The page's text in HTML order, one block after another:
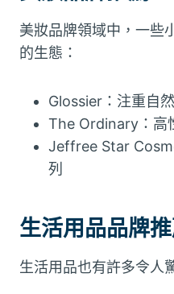
美妝品牌領域中，一些
的生態：
Glossier：注重自
The Ordinary：高
Jeffree Star
列
生活用品品牌
生活用品也有許多令人